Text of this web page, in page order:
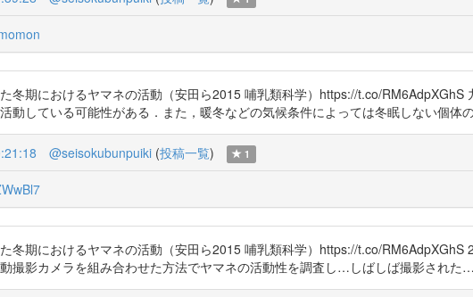
冬期におけるヤマネの活動（安田ら2015 哺乳類科学）https://t.co/
動している可能性がある．また，暖冬などの気候条件によっては冬眠しない個体
@seisokubunpuiki (投稿一覧) 1
冬期におけるヤマネの活動（安田ら2015 哺乳類科学）https://t.co/
撮影カメラを組み合わせた方法でヤマネの活動性を調査し…しばしば撮影され